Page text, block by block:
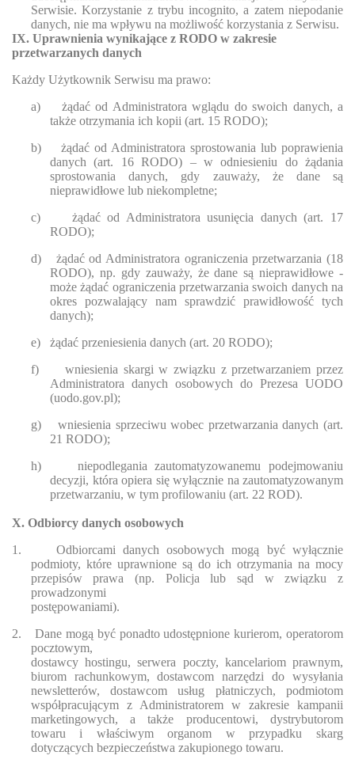
Serwisie. Korzystanie z trybu incognito, a zatem niepodanie
danych, nie ma wpływu na możliwość korzystania z Serwisu.
IX. Uprawnienia wynikające z RODO w zakresie
przetwarzanych danych
Każdy Użytkownik Serwisu ma prawo:
a)
żądać od Administratora wglądu do swoich danych, a
także otrzymania ich kopii (art. 15 RODO);
b)
żądać od Administratora sprostowania lub poprawienia
danych (art. 16 RODO) – w odniesieniu do żądania
sprostowania danych, gdy zauważy, że dane są
nieprawidłowe lub niekompletne;
c)
żądać od Administratora usunięcia danych (art. 17
RODO);
d)
żądać od Administratora ograniczenia przetwarzania (18
RODO), np. gdy zauważy, że dane są nieprawidłowe -
może żądać ograniczenia przetwarzania swoich danych na
okres pozwalający nam sprawdzić prawidłowość tych
danych);
e)
żądać przeniesienia danych (art. 20 RODO);
f)
wniesienia skargi w związku z przetwarzaniem przez
Administratora danych osobowych do Prezesa UODO
(uodo.gov.pl);
g)
wniesienia sprzeciwu wobec przetwarzania danych (art.
21 RODO);
h)
niepodlegania zautomatyzowanemu podejmowaniu
decyzji, która opiera się wyłącznie na zautomatyzowanym
przetwarzaniu, w tym profilowaniu (art. 22 ROD).
X. Odbiorcy danych osobowych
1.
Odbiorcami danych osobowych mogą być wyłącznie
podmioty, które uprawnione są do ich otrzymania na mocy
przepisów prawa (np. Policja lub sąd w związku z
prowadzonymi
postępowaniami).
2.
Dane mogą być ponadto udostępnione kurierom, operatorom
pocztowym,
dostawcy hostingu, serwera poczty, kancelariom prawnym,
biurom rachunkowym, dostawcom narzędzi do wysyłania
newsletterów, dostawcom usług płatniczych, podmiotom
współpracującym z Administratorem w zakresie kampanii
marketingowych, a także producentowi, dystrybutorom
towaru i właściwym organom w przypadku skarg
dotyczących bezpieczeństwa zakupionego towaru.